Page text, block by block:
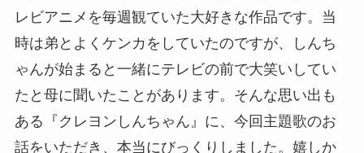
レビアニメを毎週観ていた大好きな作品です。当
時は弟とよくケンカをしていたのですが、しんち
ゃんが始まると一緒にテレビの前で大笑いしてい
たと母に聞いたことがあります。そんな思い出も
ある『クレヨンしんちゃん』に、今回主題歌のお
話をいただき、本当にびっくりしました。嬉しか